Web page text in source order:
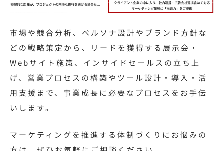
市場や競合分析、ペルソナ設計やブランド方針な
どの戦略策定から、リードを獲得する展示会・
Webサイト施策、インサイドセールスの立ち上
げ、営業プロセスの構築やツール設計・導入・活
用支援まで、事業成長に必要なプロセスをお手伝
いします。
マーケティングを推進する体制づくりにお悩みの